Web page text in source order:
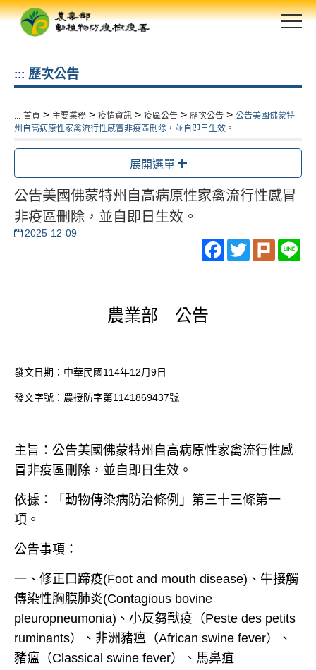
跳
::: 歷次公告
::: 首頁 > 主要業務 > 疫情資訊 > 疫區公告 > 歷次公告 > 公告美國佛蒙特
州自高病原性家禽流行性感冒非疫區刪除，並自即日生效。
展開選單
公告美國佛蒙特州自高病原性家禽流行性感冒
非疫區刪除，並自即日生效。
2025-12-09
Facebook
TwitterPlurk
農業部 公告
發文日期：中華民國114年12月9日
發文字號：農授防字第1141869437號
主旨：公告美國佛蒙特州自高病原性家禽流行性感
冒非疫區刪除，並自即日生效。
依據：「動物傳染病防治條例」第三十三條第一
項。
公告事項：
一、修正口蹄疫(Foot and mouth disease) 、牛接觸
傳染性胸膜肺炎(Contagious bovine
pleuropneumonia) 、小反芻獸疫（Peste des petits
ruminants）、非洲豬瘟（African swine fever）、
豬瘟（Classical swine fever）、馬鼻疽